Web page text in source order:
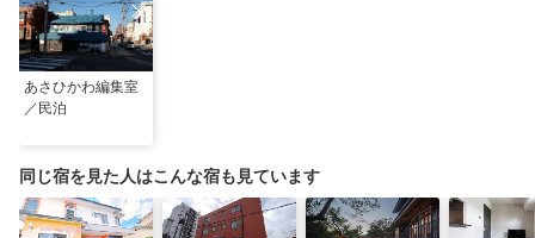
あさひかわ編集室
／民泊
同じ宿を見た人はこんな宿も見ています